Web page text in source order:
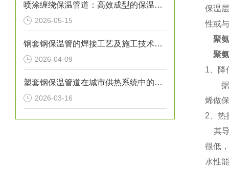
喷涂缠绕保温管道：高效成型的保温输送核心装备
2026-05-15
钢套钢保温管的焊接工艺及施工技术研究
2026-04-09
塑套钢保温管道在城市供热系统中的应用
2026-03-16
保温
性或
聚
聚氨
1、降
据有
烯做
2、热
其导
很低
水性